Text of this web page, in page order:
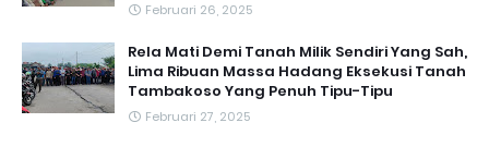
Februari 26, 2025
Rela Mati Demi Tanah Milik Sendiri Yang Sah,
Lima Ribuan Massa Hadang Eksekusi Tanah
Tambakoso Yang Penuh Tipu-Tipu
Februari 27, 2025